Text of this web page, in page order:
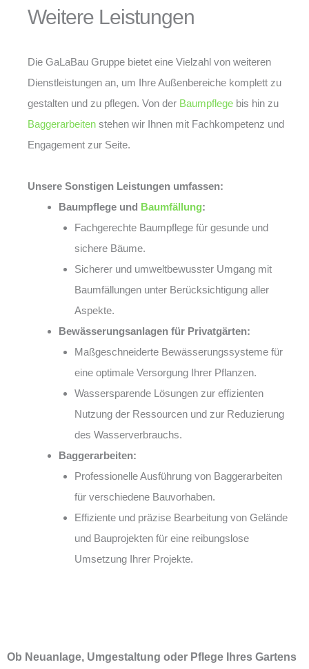
Weitere Leistungen
Die GaLaBau Gruppe bietet eine Vielzahl von weiteren
Dienstleistungen an, um Ihre Außenbereiche komplett zu
gestalten und zu pflegen. Von der Baumpflege bis hin zu
Baggerarbeiten stehen wir Ihnen mit Fachkompetenz und
Engagement zur Seite.
Unsere Sonstigen Leistungen umfassen:
Baumpflege und Baumfällung:
Fachgerechte Baumpflege für gesunde und
sichere Bäume.
Sicherer und umweltbewusster Umgang mit
Baumfällungen unter Berücksichtigung aller
Aspekte.
Bewässerungsanlagen für Privatgärten:
Maßgeschneiderte Bewässerungssysteme für
eine optimale Versorgung Ihrer Pflanzen.
Wassersparende Lösungen zur effizienten
Nutzung der Ressourcen und zur Reduzierung
des Wasserverbrauchs.
Baggerarbeiten:
Professionelle Ausführung von Baggerarbeiten
für verschiedene Bauvorhaben.
Effiziente und präzise Bearbeitung von Gelände
und Bauprojekten für eine reibungslose
Umsetzung Ihrer Projekte.
Ob Neuanlage, Umgestaltung oder Pflege Ihres Gartens